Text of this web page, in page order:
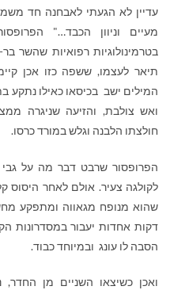
עדיין לא הגעתי לאבחנה חד
מעיים וניוון הכבד…"
בטרמינולוגיות רפואיות שהשר
תיאר לעצמו, ששפה כזו אכן
המילים ישב בכיסאו כאילו נתקע
ואש צולבת, והזיעה שניגרה
חולצתו הלבנה וגלש במורד כרסו.
הפרופסור שרבט דבר מה על גבי
לקולגה צעיר. אולם לאחר היסוס
שהוא מנופח מגאווה ומתפקע
דקות אחדות יעבור במסדרונות
הסבה לו עונג ובמיוחד כבוד.
ואכן כשיצאו השניים מן החדר,